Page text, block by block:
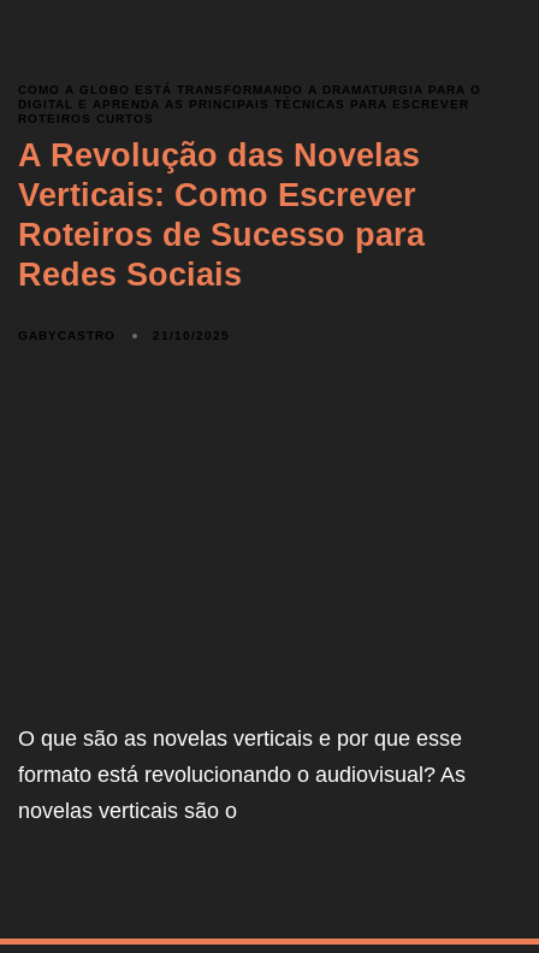
COMO A GLOBO ESTÁ TRANSFORMANDO A DRAMATURGIA PARA O
DIGITAL E APRENDA AS PRINCIPAIS TÉCNICAS PARA ESCREVER
ROTEIROS CURTOS
A Revolução das Novelas
Verticais: Como Escrever
Roteiros de Sucesso para
Redes Sociais
GABYCASTRO 21/10/2025
O que são as novelas verticais e por que esse
formato está revolucionando o audiovisual? As
novelas verticais são o